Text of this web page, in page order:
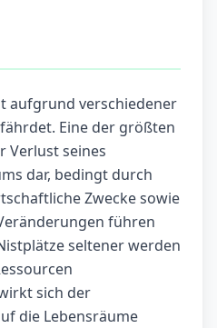
aufgrund verschiedener
Eine der größten
Verlust seines
dar, bedingt durch
Zwecke sowie
führen
seltener werden
sich der
die Lebensräume